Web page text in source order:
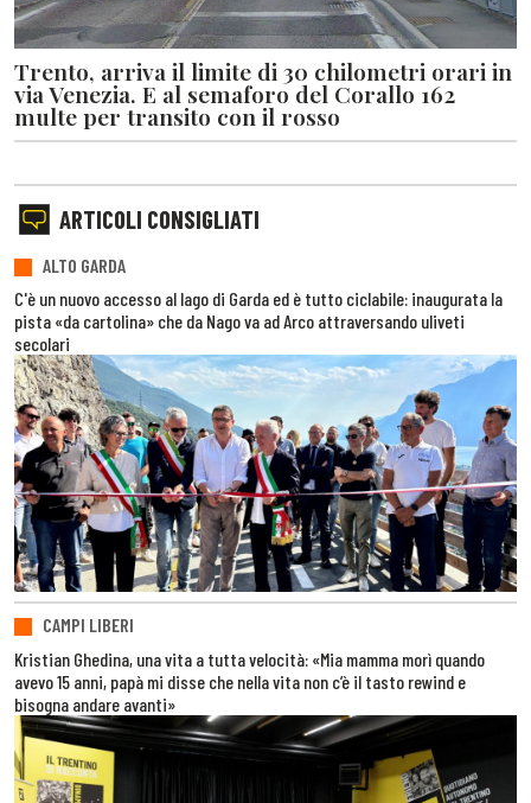
Trento, arriva il limite di 30 chilometri orari in
via Venezia. E al semaforo del Corallo 162
multe per transito con il rosso
ARTICOLI CONSIGLIATI
ALTO GARDA
C'è un nuovo accesso al lago di Garda ed è tutto ciclabile: inaugurata la
pista «da cartolina» che da Nago va ad Arco attraversando uliveti
secolari
CAMPI LIBERI
Kristian Ghedina, una vita a tutta velocità: «Mia mamma morì quando
avevo 15 anni, papà mi disse che nella vita non c’è il tasto rewind e
bisogna andare avanti»